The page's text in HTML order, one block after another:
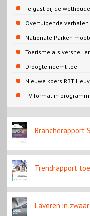
Te gast bij de
Gemeente Emmen
Overtuigende
Nationale Parken
en beleidsurgentie
Toerisme als
retailtransformatie in
Droogte neemt toe
Nieuwe koers RBT
zichtbaar in eerste
TV-format in
Rondje Gelderland
Brancherapport
Trendrapport
Laveren in